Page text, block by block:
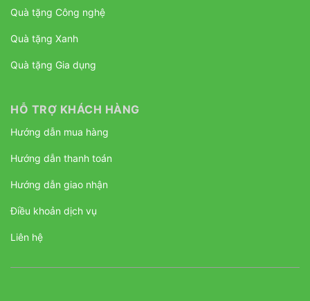
Quà tặng Công nghệ
Quà tặng Xanh
Quà tặng Gia dụng
HỖ TRỢ KHÁCH HÀNG
Hướng dẫn mua hàng
Hướng dẫn thanh toán
Hướng dẫn giao nhận
Điều khoản dịch vụ
Liên hệ